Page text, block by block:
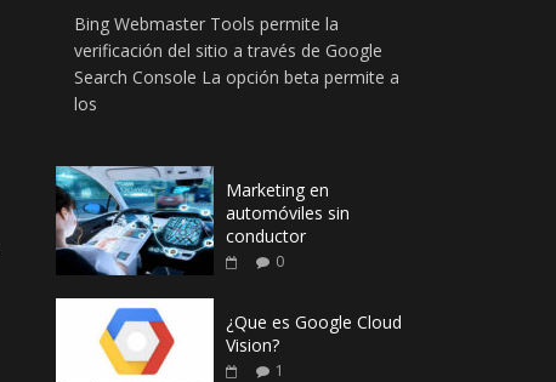
Bing Webmaster Tools permite la
verificación del sitio a través de Google
Search Console La opción beta permite a
los
Marketing en
automóviles sin
conductor
0
¿Que es Google Cloud
Vision?
1